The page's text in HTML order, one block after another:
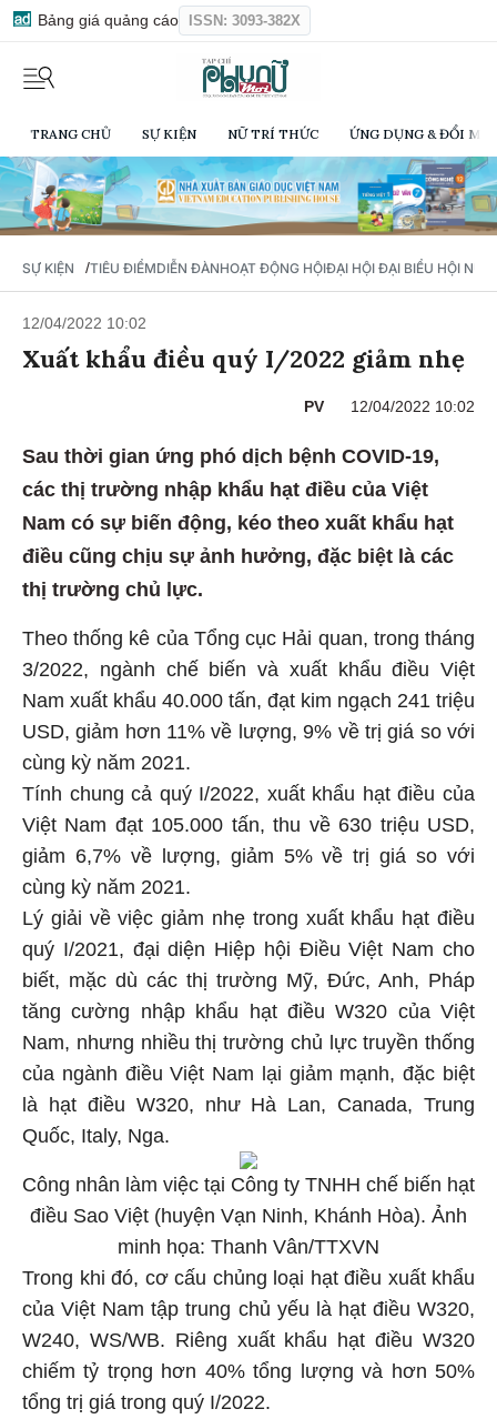
Bảng giá quảng cáo ISSN: 3093-382X
TRANG CHỦ SỰ KIỆN NỮ TRÍ THỨC ỨNG DỤNG & ĐỔI
SỰ KIỆN / TIÊU ĐIỂMDIỄN ĐÀNHOẠT ĐỘNG HỘIĐẠI HỘI ĐẠI BIỂU HỘI NỮ
12/04/2022 10:02
Xuất khẩu điều quý I/2022 giảm nhẹ
PV 12/04/2022 10:02
Sau thời gian ứng phó dịch bệnh COVID-19,
các thị trường nhập khẩu hạt điều của Việt
Nam có sự biến động, kéo theo xuất khẩu hạt
điều cũng chịu sự ảnh hưởng, đặc biệt là các
thị trường chủ lực.
Theo thống kê của Tổng cục Hải quan, trong tháng
3/2022, ngành chế biến và xuất khẩu điều Việt
Nam xuất khẩu 40.000 tấn, đạt kim ngạch 241 triệu
USD, giảm hơn 11% về lượng, 9% về trị giá so với
cùng kỳ năm 2021.
Tính chung cả quý I/2022, xuất khẩu hạt điều của
Việt Nam đạt 105.000 tấn, thu về 630 triệu USD,
giảm 6,7% về lượng, giảm 5% về trị giá so với
cùng kỳ năm 2021.
Lý giải về việc giảm nhẹ trong xuất khẩu hạt điều
quý I/2021, đại diện Hiệp hội Điều Việt Nam cho
biết, mặc dù các thị trường Mỹ, Đức, Anh, Pháp
tăng cường nhập khẩu hạt điều W320 của Việt
Nam, nhưng nhiều thị trường chủ lực truyền thống
của ngành điều Việt Nam lại giảm mạnh, đặc biệt
là hạt điều W320, như Hà Lan, Canada, Trung
Quốc, Italy, Nga.
Công nhân làm việc tại Công ty TNHH chế biến hạt
điều Sao Việt (huyện Vạn Ninh, Khánh Hòa). Ảnh
minh họa: Thanh Vân/TTXVN
Trong khi đó, cơ cấu chủng loại hạt điều xuất khẩu
của Việt Nam tập trung chủ yếu là hạt điều W320,
W240, WS/WB. Riêng xuất khẩu hạt điều W320
chiếm tỷ trọng hơn 40% tổng lượng và hơn 50%
tổng trị giá trong quý I/2022.